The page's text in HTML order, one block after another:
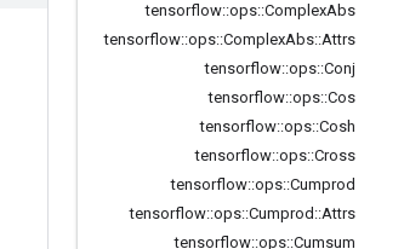
tensorflow::ops::ComplexAbs
tensorflow::ops::ComplexAbs::Attrs
tensorflow::ops::Conj
tensorflow::ops::Cos
tensorflow::ops::Cosh
tensorflow::ops::Cross
tensorflow::ops::Cumprod
tensorflow::ops::Cumprod ::Attrs
tensorflow::ops::Cumsum